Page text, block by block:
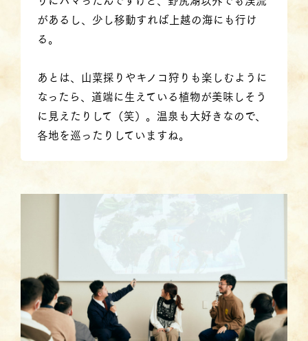
があるし、少し移動すれば上越の海にも行け
る。
あとは、山菜採りやキノコ狩りも楽しむように
なったら、道端に生えている植物が美味しそう
に見えたりして（笑）。温泉も大好きなので、
各地を巡ったりしていますね。